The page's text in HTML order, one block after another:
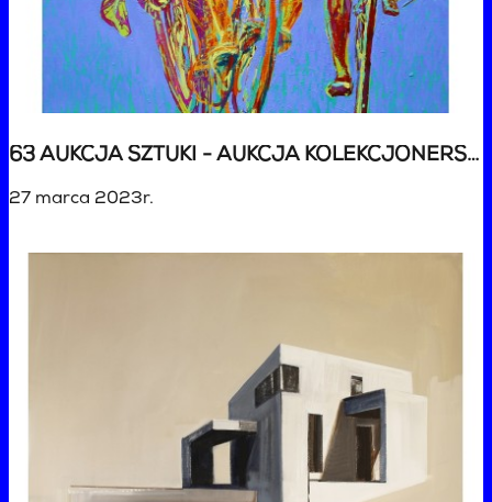
63 AUKCJA SZTUKI - AUKCJA KOLEKCJONERSKA
27 marca 2023r.